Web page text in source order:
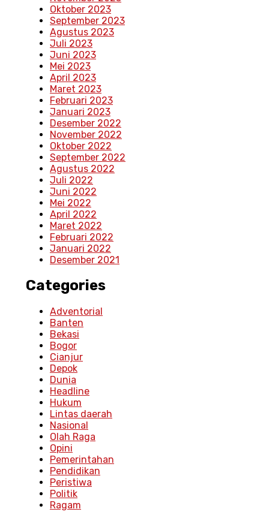
Oktober 2023
September 2023
Agustus 2023
Juli 2023
Juni 2023
Mei 2023
April 2023
Maret 2023
Februari 2023
Januari 2023
Desember 2022
November 2022
Oktober 2022
September 2022
Agustus 2022
Juli 2022
Juni 2022
Mei 2022
April 2022
Maret 2022
Februari 2022
Januari 2022
Desember 2021
Categories
Adventorial
Banten
Bekasi
Bogor
Cianjur
Depok
Dunia
Headline
Hukum
Lintas daerah
Nasional
Olah Raga
Opini
Pemerintahan
Pendidikan
Peristiwa
Politik
Ragam